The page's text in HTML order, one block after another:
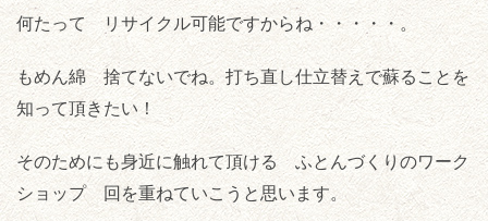
何たって リサイクル可能ですからね・・・・・。
もめん綿 捨てないでね。打ち直し仕立替えで蘇ることを
知って頂きたい！
そのためにも身近に触れて頂ける ふとんづくりのワーク
ショップ 回を重ねていこうと思います。